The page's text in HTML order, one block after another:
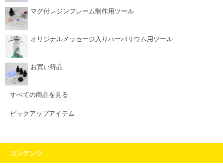
マグ付レジンフレーム制作用ツール
オリジナルメッセージ入りハーバリウム用ツール
お買い得品
すべての商品を見る
ピックアップアイテム
コンテンツ